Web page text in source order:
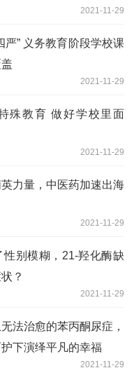
2021-11-29
严” 义务教育阶段学校课
2021-11-29
殊教育 做好学校里面
2021-11-29
力量，中医药加速出海
2021-11-29
性别模糊，21-羟化酶缺
？
2021-11-29
法治愈的苯丙酮尿症，
下演绎平凡的幸福
2021-11-29